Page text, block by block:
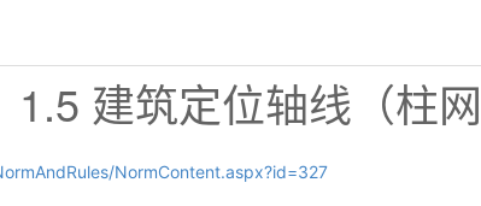
1.5 建筑定位轴线（柱网
NormContent.aspx?id=327